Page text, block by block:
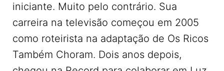
iniciante. Muito pelo contrário. Sua
carreira na televisão começou em 2005
como roteirista na adaptação de Os Ricos
Também Choram. Dois anos depois,